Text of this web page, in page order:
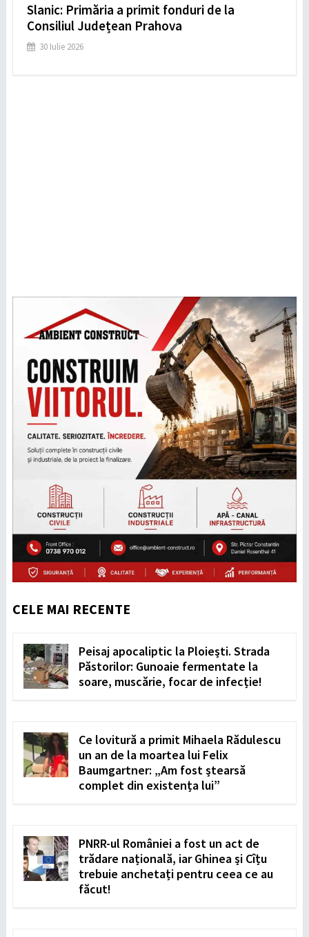
Slanic: Primăria a primit fonduri de la
Consiliul Județean Prahova
30 Iulie 2026
CELE MAI RECENTE
Peisaj apocaliptic la Ploiești. Strada
Păstorilor: Gunoaie fermentate la
soare, muscărie, focar de infecție!
Ce lovitură a primit Mihaela Rădulescu
un an de la moartea lui Felix
Baumgartner: „Am fost ștearsă
complet din existența lui”
PNRR-ul României a fost un act de
trădare națională, iar Ghinea și Cîțu
trebuie anchetați pentru ceea ce au
făcut!